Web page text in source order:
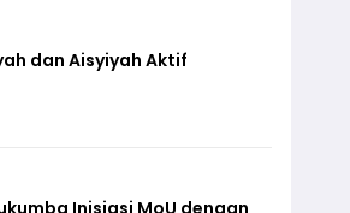
dan Aisyiyah Aktif